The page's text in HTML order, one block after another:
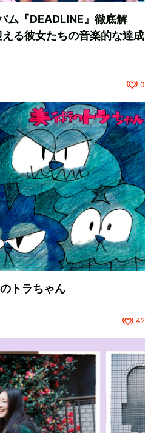
ム『DEADLINE』徹底解
る彼女たちの音楽的な達成
0
トラちゃん
42